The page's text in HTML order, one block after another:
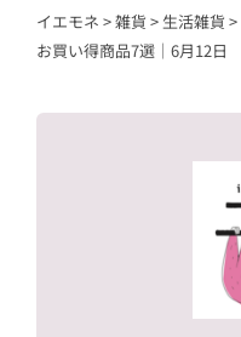
イエモネ >雑貨 > 生活雑貨 >
お買い得商品7選｜6月12日